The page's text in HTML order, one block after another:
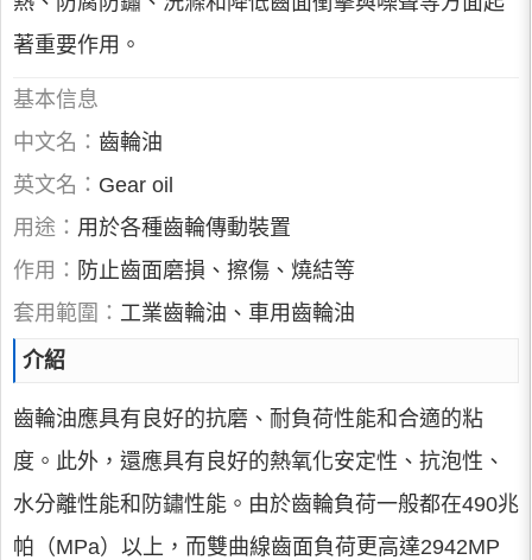
著重要作用。
基本信息
中文名： 齒輪油
英文名： Gear oil
用途： 用於各種齒輪傳動裝置
作用： 防止齒面磨損、擦傷、燒結等
套用範圍： 工業齒輪油、車用齒輪油
介紹
齒輪油應具有良好的抗磨、耐負荷性能和合適的粘
度。此外，還應具有良好的熱氧化安定性、抗泡性、
水分離性能和防鏽性能。由於齒輪負荷一般都在490兆
帕（MPa）以上，而雙曲線齒面負荷更高達2942MP